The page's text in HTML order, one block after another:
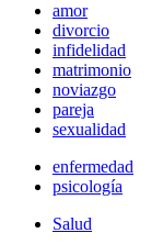
amor
divorcio
infidelidad
matrimonio
noviazgo
pareja
sexualidad
enfermedad
psicología
Salud